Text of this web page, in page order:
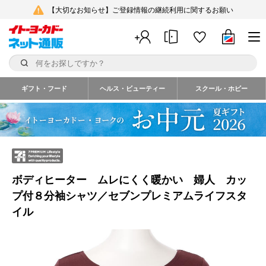
【大切なお知らせ】ご登録情報の継続利用に関するお願い
ギフト・フード ヘルス・ビューティー スクール・ホビー
ボディヒーター ムレにくく暖かい 婦人 カッ
プ付８分袖シャツ／セブンプレミアムライフスタ
イル